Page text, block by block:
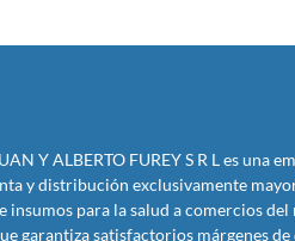
Y ALBERTO FUREY S R L es una
y distribución exclusivamente
insumos para la salud a comercios del
garantiza satisfactorios márgenes